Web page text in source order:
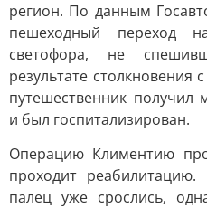
регион. По данным
пешеходный переход
светофора, не
результате столкновения
путешественник
и был госпитализирован.
Операцию Климентию
проходит
палец уже срослись,